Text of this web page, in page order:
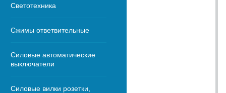
Светотехника
Сжимы ответвительные
Силовые автоматические
выключатели
Силовые вилки розетки,